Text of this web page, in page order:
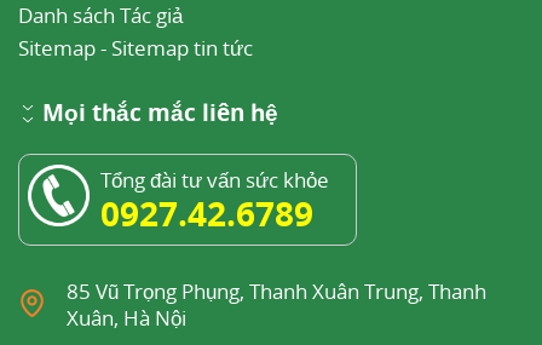
Danh sách Tác giả
Sitemap- Sitemap tin tức
Mọi thắc mắc liên hệ
Tổng đài tư vấn sức khỏe
0927.42.6789
85 Vũ Trọng Phụng, Thanh Xuân Trung, Thanh
Xuân, Hà Nội